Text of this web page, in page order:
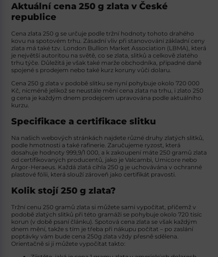
Aktuální cena 250 g zlata v České
republice
Cena zlata 250 g se určuje podle tržní hodnoty tohoto drahého
kovu na spotovém trhu. Zásadní vliv při stanovování základní ceny
zlata má také tzv. London Bullion Market Association (LBMA), která
je největší autoritou na světě, co se zlata, slitků a celkově zlatého
trhu týče. Důležitá je však také marže obchodníka, případné daně
spojené s prodejem nebo také kurz koruny vůči dolaru.
Cena 250 g zlata v podobě slitku se nyní pohybuje okolo 720 000
Kč, nicméně jelikož se neustále mění cena zlata na trhu, i zlato 250
g cena je každým dnem prodejcem upravována podle aktuálního
kurzu.
Specifikace a certifikace slitku
Na našich webových stránkách najdete různé druhy zlatých slitků,
podle hmotnosti a také rafinerie. Zaručujeme ryzost, která
dosahuje hodnoty 999,9/1 000, a k zakoupení máte 250 gramů zlata
od certifikovaných producentů, jako je Valcambi, Umicore nebo
Argor-Heraeus. Každá zlatá cihla 250 g je uchovávána v ochranné
plastové fólii, která slouží zároveň jako certifikát pravosti.
Kolik stojí 250 g zlata?
Tržní cenu 250 gramů zlata si můžete sami vypočítat, přičemž v
podobě zlatých slitků při této gramáži se pohybuje okolo 720 tisíc
korun (v době psaní článku). Spotová cena zlata se však každým
dnem mění, takže s tím je třeba při nákupu počítat – po zaslání
poptávky vám bude cena 250g zlata vždy přesně sdělena.
Orientačně si ji můžete vypočítat takto: